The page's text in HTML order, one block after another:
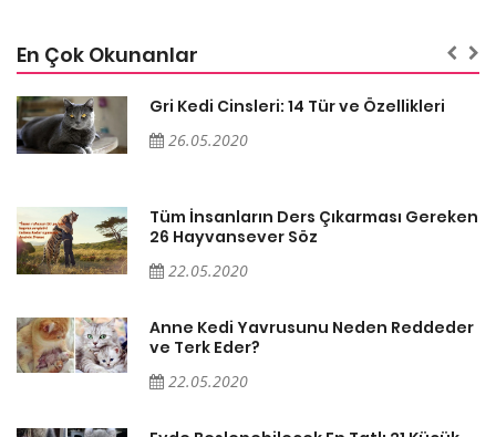
En Çok Okunanlar
Gri Kedi Cinsleri: 14 Tür ve Özellikleri
26.05.2020
Tüm İnsanların Ders Çıkarması Gereken
26 Hayvansever Söz
22.05.2020
Anne Kedi Yavrusunu Neden Reddeder
ve Terk Eder?
22.05.2020